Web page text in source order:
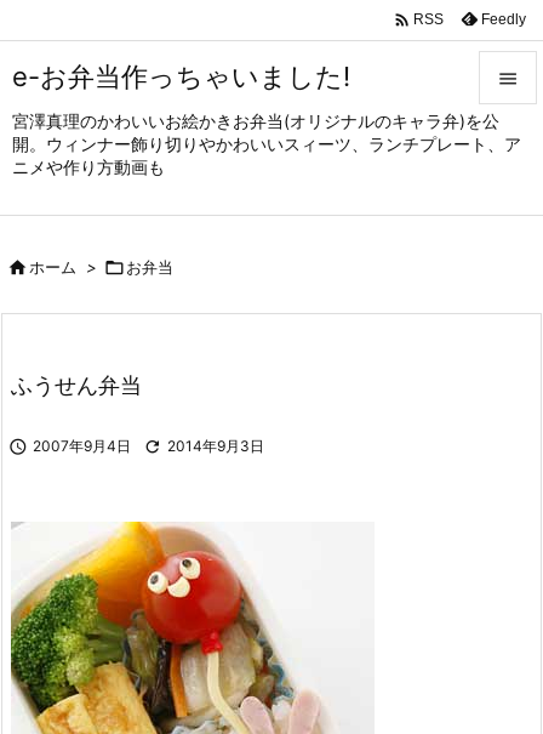
e-お弁当作っちゃいました!
宮澤真理のかわいいお絵かきお弁当(オリジナルのキャラ弁)を公
開。ウィンナー飾り切りやかわいいスィーツ、ランチプレート、ア
ニメや作り方動画も


メニュ
サイド

 RSS Feedly
ホーム > お弁当
ふうせん弁当
 2007年9月4日  2014年9月3日